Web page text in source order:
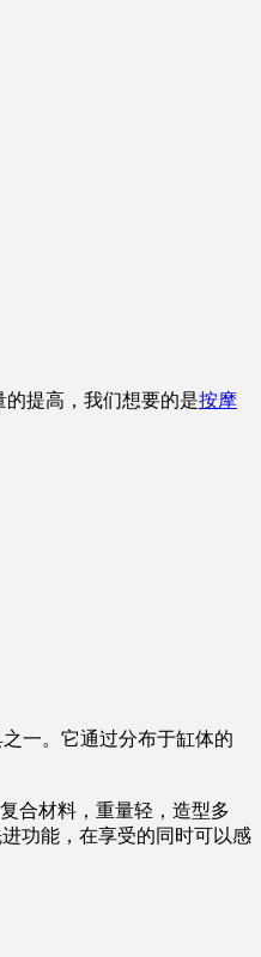
提高，我们想要的是按摩
一。它通过分布于缸体的
合材料，重量轻，造型多
功能，在享受的同时可以感